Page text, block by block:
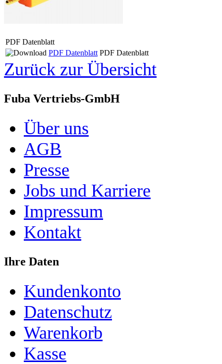
PDF Datenblatt
PDF Datenblatt PDF Datenblatt
Zurück zur Übersicht
Fuba Vertriebs-GmbH
Über uns
AGB
Presse
Jobs und Karriere
Impressum
Kontakt
Ihre Daten
Kundenkonto
Datenschutz
Warenkorb
Kasse